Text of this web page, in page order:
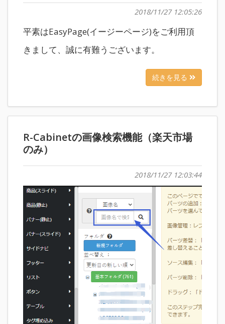
2018/11/27 12:05:26
平素はEasyPage(イージーページ)をご利用頂
きまして、誠に有難うございます。
続きを見る
R-Cabinetの画像検索機能（楽天市場
のみ）
2018/11/27 12:03:44